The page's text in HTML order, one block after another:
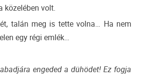
közelében volt.
talán meg is tette volna… Ha nem
egy régi emlék…
engeded a dühödet! Ez fogja